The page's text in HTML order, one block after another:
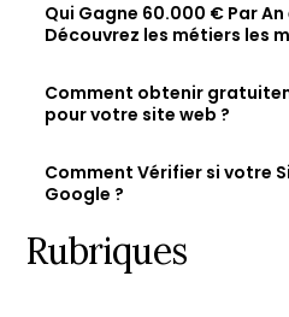
Qui Gagne 60.000 € Par
Découvrez les métiers les
Comment obtenir
pour votre site web ?
Comment Vérifier si votre
Google ?
Rubriques